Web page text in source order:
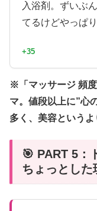
入浴剤。ずいぶ
てるけどやっぱ
+35
※「マッサージ 頻
マ。値段以上に”心
多く、美容というよ
🎯 PART 5：
ちょっとした